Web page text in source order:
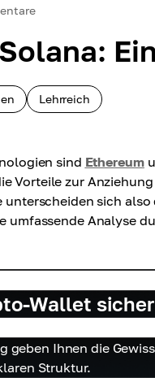
Lehrreich
sind Ethereum
Vorteile zur
sich
umfassende Analyse
Wallet sicher
geben Ihnen die
Struktur.